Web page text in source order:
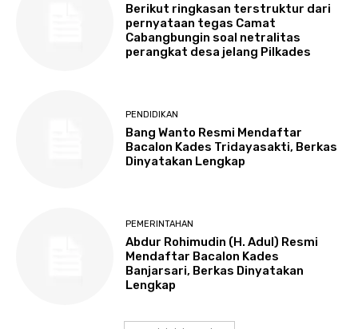
Berikut ringkasan terstruktur dari
pernyataan tegas Camat
Cabangbungin soal netralitas
perangkat desa jelang Pilkades
PENDIDIKAN
Bang Wanto Resmi Mendaftar
Bacalon Kades Tridayasakti, Berkas
Dinyatakan Lengkap
PEMERINTAHAN
Abdur Rohimudin (H. Adul) Resmi
Mendaftar Bacalon Kades
Banjarsari, Berkas Dinyatakan
Lengkap